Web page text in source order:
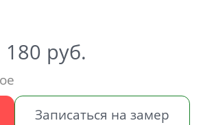
51 180
180 руб.
Записаться на замер